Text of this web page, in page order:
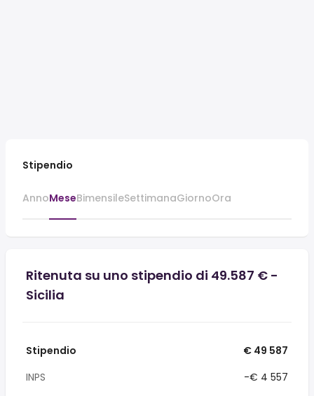
Stipendio
AnnoMeseBimensileSettimanaGiornoOra
Ritenuta su uno stipendio di 49.587 € -
Sicilia
Stipendio
€ 49 587
INPS
-€ 4 557